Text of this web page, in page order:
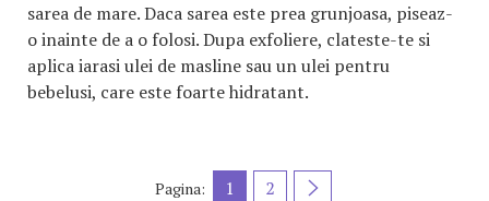
sarea de mare. Daca sarea este prea grunjoasa, piseaz-
o inainte de a o folosi. Dupa exfoliere, clateste-te si
aplica iarasi ulei de masline sau un ulei pentru
bebelusi, care este foarte hidratant.
Pagina: 1 2